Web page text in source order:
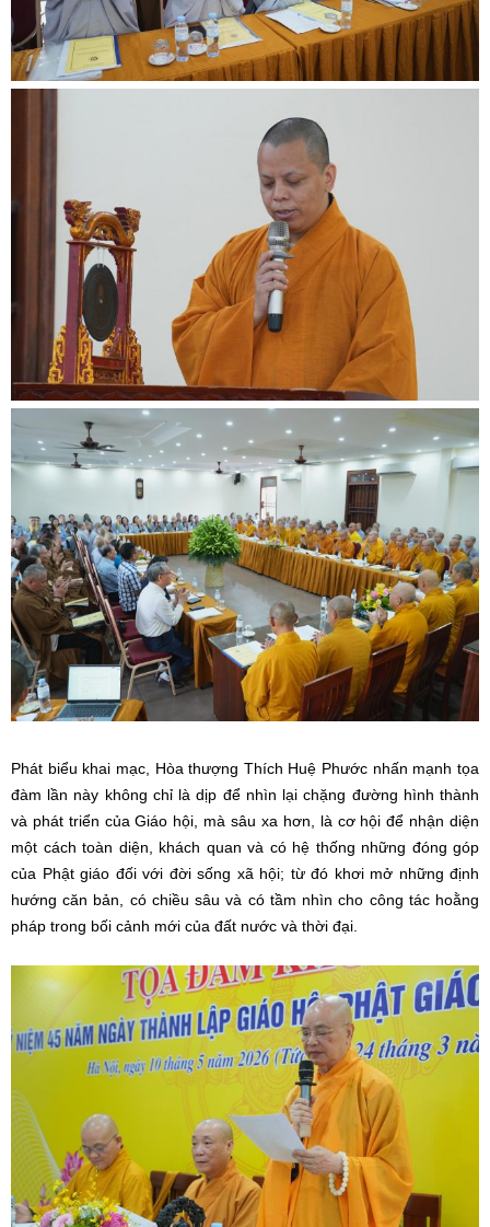
Phát biểu khai mạc, Hòa thượng Thích Huệ Phước nhấn mạnh tọa
đàm lần này không chỉ là dịp để nhìn lại chặng đường hình thành
và phát triển của Giáo hội, mà sâu xa hơn, là cơ hội để nhận diện
một cách toàn diện, khách quan và có hệ thống những đóng góp
của Phật giáo đối với đời sống xã hội; từ đó khơi mở những định
hướng căn bản, có chiều sâu và có tầm nhìn cho công tác hoằng
pháp trong bối cảnh mới của đất nước và thời đại.